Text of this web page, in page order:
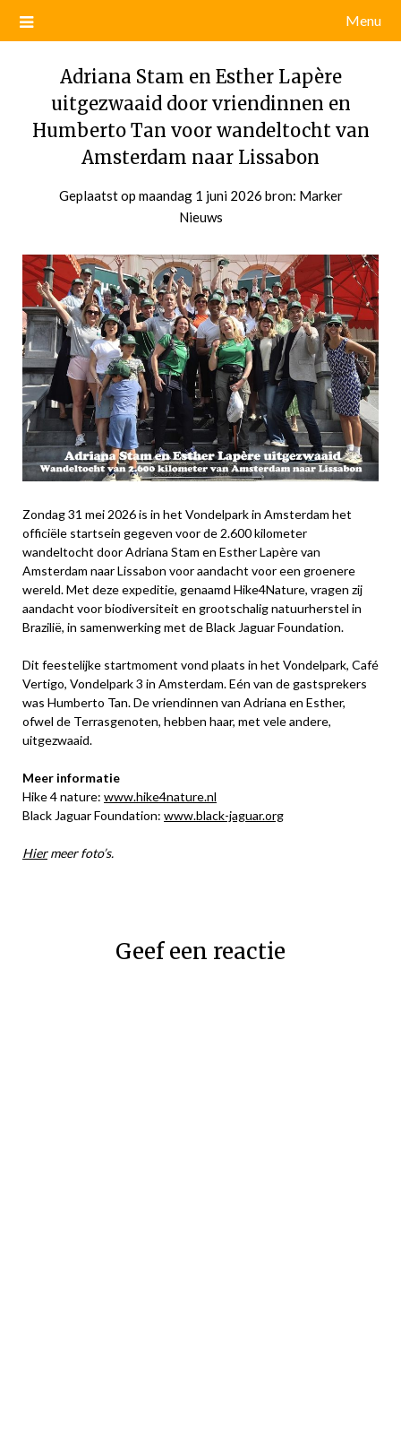
Menu
Adriana Stam en Esther Lapère
uitgezwaaid door vriendinnen en
Humberto Tan voor wandeltocht van
Amsterdam naar Lissabon
Geplaatst op maandag 1 juni 2026 door
bron: Marker
Nieuws
Zondag 31 mei 2026 is in het Vondelpark in Amsterdam het
officiële startsein gegeven voor de 2.600 kilometer
wandeltocht door Adriana Stam en Esther Lapère van
Amsterdam naar Lissabon voor aandacht voor een groenere
wereld. Met deze expeditie, genaamd Hike4Nature, vragen zij
aandacht voor biodiversiteit en grootschalig natuurherstel in
Brazilië, in samenwerking met de Black Jaguar Foundation.
Dit feestelijke startmoment vond plaats in het Vondelpark, Café
Vertigo, Vondelpark 3 in Amsterdam. Eén van de gastsprekers
was Humberto Tan. De vriendinnen van Adriana en Esther,
ofwel de Terrasgenoten, hebben haar, met vele andere,
uitgezwaaid.
Meer informatie
Hike 4 nature: www.hike4nature.nl
Black Jaguar Foundation: www.black-jaguar.org
Hiermeer foto’s.
Geef een reactie